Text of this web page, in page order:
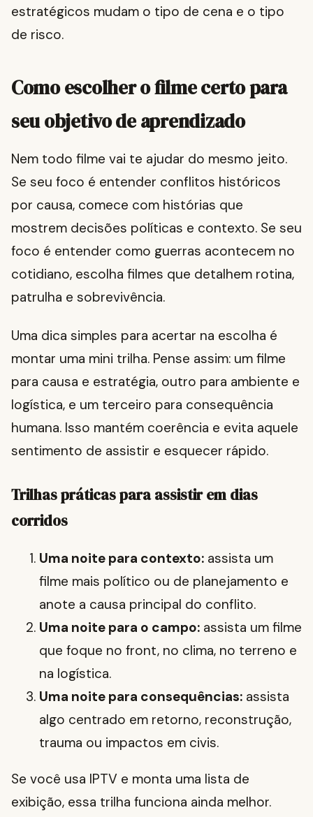
estratégicos mudam o tipo de cena e o tipo
de risco.
Como escolher o filme certo para
seu objetivo de aprendizado
Nem todo filme vai te ajudar do mesmo jeito.
Se seu foco é entender conflitos históricos
por causa, comece com histórias que
mostrem decisões políticas e contexto. Se seu
foco é entender como guerras acontecem no
cotidiano, escolha filmes que detalhem rotina,
patrulha e sobrevivência.
Uma dica simples para acertar na escolha é
montar uma mini trilha. Pense assim: um filme
para causa e estratégia, outro para ambiente e
logística, e um terceiro para consequência
humana. Isso mantém coerência e evita aquele
sentimento de assistir e esquecer rápido.
Trilhas práticas para assistir em dias
corridos
Uma noite para contexto: assista um
filme mais político ou de planejamento e
anote a causa principal do conflito.
Uma noite para o campo: assista um filme
que foque no front, no clima, no terreno e
na logística.
Uma noite para consequências: assista
algo centrado em retorno, reconstrução,
trauma ou impactos em civis.
Se você usa IPTV e monta uma lista de
exibição, essa trilha funciona ainda melhor.